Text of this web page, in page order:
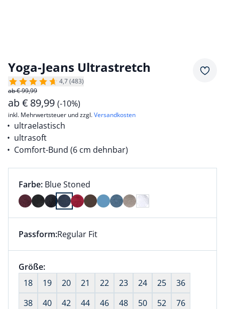
Yoga-Jeans Ultrastretch
4,7 (483)
ab € 99,99
ab€ 89,99 (-10%)
inkl. Mehrwertsteuer und zzgl.Versandkosten
ultraelastisch
ultrasoft
Comfort-Bund (6 cm dehnbar)
Farbauswahl:
Farbe: aktuell ausgewählt:
Blue Stoned
Farbe Blue Stoned ausgewählt
Dieser Artikel hat die Passform Regular Fit. für
Passform:Regular Fit
Größenauswahl:
Größe:nichts ausgewählt
18
19 20 21 22 23 24 25
36
38
40 42 44 46 48 50 52
76